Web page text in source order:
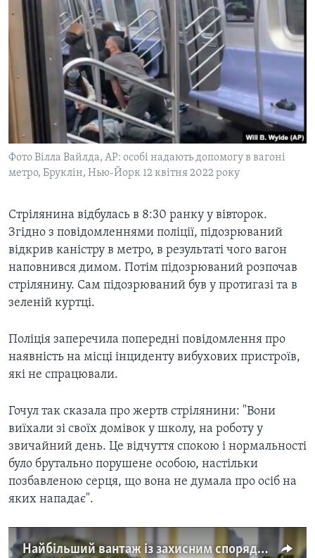
Фото Вілла Вайлда, АР: особі надають допомогу в вагоні
метро, Бруклін, Нью-Йорк 12 квітня 2022 року
Стрілянина відбулась в 8:30 ранку у вівторок.
Згідно з повідомленнями поліції, підозрюваний
відкрив каністру в метро, в результаті чого вагон
наповнився димом. Потім підозрюваний розпочав
стрілянину. Сам підозрюваний був у протигазі та в
зеленій куртці.
Поліція заперечила попередні повідомлення про
наявність на місці інциденту вибухових пристроїв,
які не спрацювали.
Гочул так сказала про жертв стрілянини: "Вони
виїхали зі своїх домівок у школу, на роботу у
звичайний день. Це відчуття спокою і нормальності
було брутально порушене особою, настільки
позбавленою серця, що вона не думала про осіб на
яких нападає".
Найбільший вантаж із захисним спорядженням для Міноборони України відправили із Каліфорнії. Відео